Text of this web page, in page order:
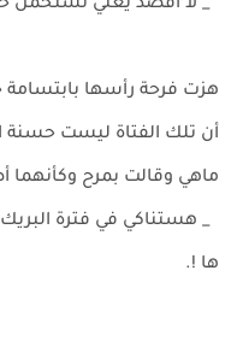
_ لا أقصد يعني تستحمل
هزت فرحة رأسها بابتسامة
أن تلك الفتاة ليست حسنة
ماهي وقالت بمرح وكأنهما
_ هستناكي في فترة
ها !.